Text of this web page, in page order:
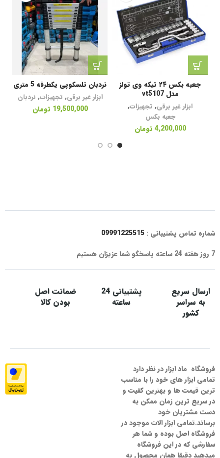
جعبه بکس ۲۴ تیکه وی تولز
مدل vt5107
ابزار غیر برقی, تجهیزات,
جعبه بکس
4,200,000 تومان
نردبان تلسکوپی یکطرفه 5 متری
ابزار غیر برقی, تجهیزات, نردبان
19,500,000 تومان
شماره تماس پشتیبانی : 09991225515
7 روز هفته 24 ساعته پاسخگو شما عزیزان هستیم
ارسال سریع
به سراسر
کشور
پشتیبانی 24
ساعته
ضمانت اصل
بودن کالا
فروشگاه ماد ابزار در نظر دارد
تمامی ابزار های خود را با مناسب
ترین قیمت ها و بهترین کفیت و
در سریع ترین زمان ممکن به
دست مشتریان خود
برساند.تمامی ابزار الات موجود در
فروشگاه اصل بوده و شما هر
سفارشی که در این فروشگاه
میدهید دقیقا همان محصول به